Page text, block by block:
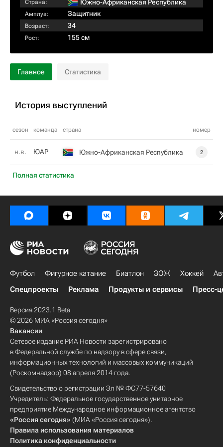
Страна: Южно-Африканская Республика
Амплуа: Защитник
Возраст: 34
Рост: 155 см
Главное Статистика
История выступлений
сезон команда страна номер
Полная статистика
н.в. ЮАР Южно-Африканская Республика 2
Футбол Фигурное катание Биатлон ЗОЖ Хоккей
Спецпроекты
Реклама Продукты и сервисы Пресс-
Версия 2023.1 Beta
© 2026 МИА «Россия сегодня»
Вакансии
Сетевое издание РИА Новости зарегистрировано
в Федеральной службе по надзору в сфере связи,
информационных технологий и массовых коммуникаций
(Роскомнадзор) 08 апреля 2014 года.
Свидетельство о регистрации Эл № ФС77-57640
Учредитель: Федеральное государственное унитарное
предприятие Международное информационное агентство
«Россия сегодня» (МИА «Россия сегодня»).
Правила использования материалов
Политика конфиденциальности